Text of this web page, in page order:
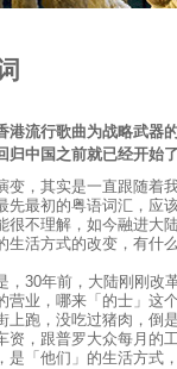
港流行歌曲为战略武器
归中国之前就已经开始
变，其实是一直跟随着
先最初的粤语词汇，应
很不理解，如今融进大
生活方式的改变，有什
，30年前，大陆刚刚改
营业，哪来「的士」这
上跑，没吃过猪肉，倒
资，跟普罗大众每月的
是「他们」的生活方式